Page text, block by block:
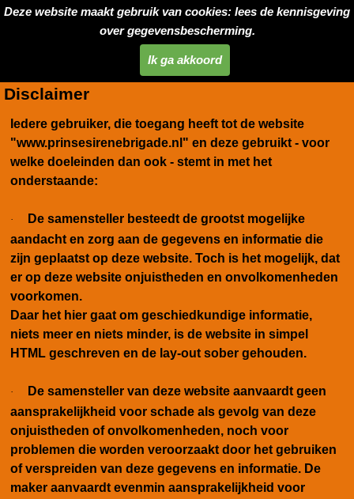
Deze website maakt gebruik van cookies: lees de kennisgeving
over gegevensbescherming.
Ik ga akkoord
Disclaimer
Iedere gebruiker, die toegang heeft tot de website
"www.prinsesirenebrigade.nl" en deze gebruikt - voor
welke doeleinden dan ook - stemt in met het
onderstaande:
·
De samensteller besteedt de grootst mogelijke
aandacht en zorg aan de gegevens en informatie die
zijn geplaatst op deze website. Toch is het mogelijk, dat
er op deze website onjuistheden en onvolkomenheden
voorkomen.
Daar het hier gaat om geschiedkundige informatie,
niets meer en niets minder, is de website in simpel
HTML geschreven en de lay-out sober gehouden.
·
De samensteller van deze website aanvaardt geen
aansprakelijkheid voor schade als gevolg van deze
onjuistheden of onvolkomenheden, noch voor
problemen die worden veroorzaakt door het gebruiken
of verspreiden van deze gegevens en informatie. De
maker aanvaardt evenmin aansprakelijkheid voor